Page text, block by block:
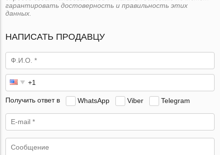
гарантировать достоверность и правильность этих
данных.
НАПИСАТЬ ПРОДАВЦУ
Получить ответ в WhatsApp Viber Telegram